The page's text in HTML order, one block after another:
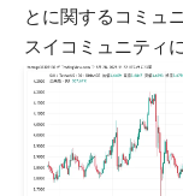
とに関するコミュ
スイコミュニティ